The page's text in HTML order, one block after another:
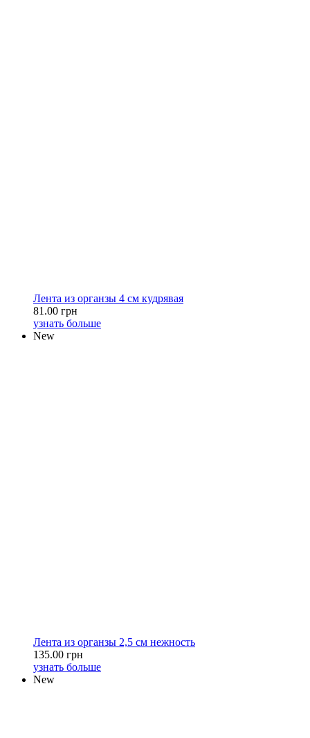
Лента из органзы 4 см кудрявая
81.00 грн
узнать больше
New
Лента из органзы 2,5 см нежность
135.00 грн
узнать больше
New